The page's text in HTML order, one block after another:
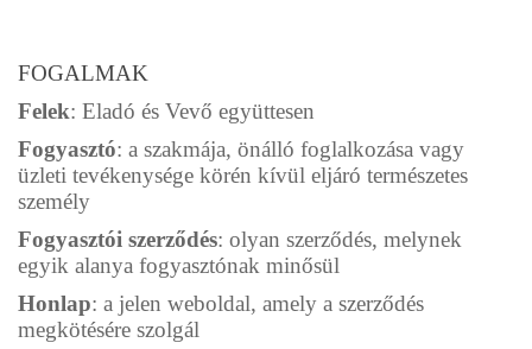
FOGALMAK
Felek: Eladó és Vevő együttesen
Fogyasztó: a szakmája, önálló foglalkozása vagy
üzleti tevékenysége körén kívül eljáró természetes
személy
Fogyasztói szerződés: olyan szerződés, melynek
egyik alanya fogyasztónak minősül
Honlap: a jelen weboldal, amely a szerződés
megkötésére szolgál